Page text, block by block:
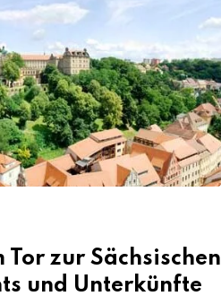
zur Sächsischen
und Unterkünfte